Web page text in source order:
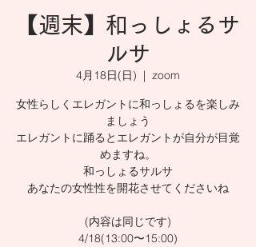
【週末】和っしょるサ
ルサ
4月18日(日)
  |
zoom
女性らしくエレガントに和っしょるを楽しみ
ましょう
エレガントに踊るとエレガントが自分が目覚
めますね。
和っしょるサルサ
あなたの女性性を開花させてくださいね
(内容は同じです)
4/18(13:00〜15:00)